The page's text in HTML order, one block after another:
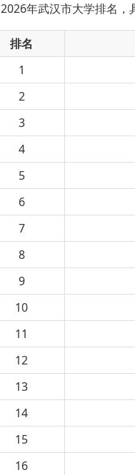
2026年武汉市大学排名，
排名
1
2
3
4
5
6
7
8
9
10
11
12
13
14
15
16